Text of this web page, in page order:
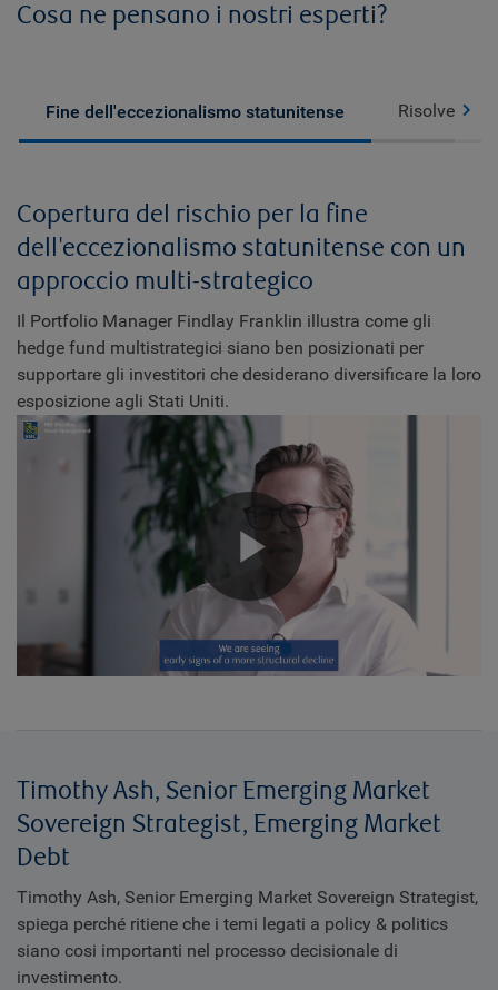
Cosa ne pensano i nostri esperti?
Fine dell'eccezionalismo statunitense Risolvere la
Copertura del rischio per la fine
dell'eccezionalismo statunitense con un
approccio multi-strategico
Il Portfolio Manager Findlay Franklin illustra come gli
hedge fund multistrategici siano ben posizionati per
supportare gli investitori che desiderano diversificare la loro
esposizione agli Stati Uniti.
Play
Timothy Ash, Senior Emerging Market
Sovereign Strategist, Emerging Market
Debt
Timothy Ash, Senior Emerging Market Sovereign Strategist,
spiega perché ritiene che i temi legati a policy & politics
siano cosi importanti nel processo decisionale di
investimento.